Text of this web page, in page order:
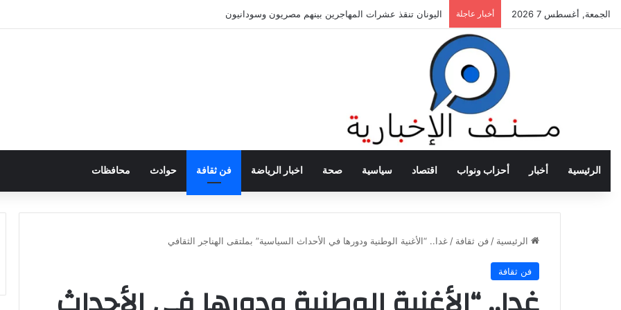
الجمعة, أغسطس 7 2026 أخبار عاجلة اليونان تنقذ عشرات المهاجرين بينهم مصريون وسودانيون
الرئيسية أخبار أحزاب ونواب اقتصاد سياسية صحة اخبار الرياضة فن ثقافة حوادث محافظات
الرئيسية / فن ثقافة / غدا.. “الأغنية الوطنية ودورها في الأحداث السياسية” بملتقى الهناجر الثقافي
فن ثقافة